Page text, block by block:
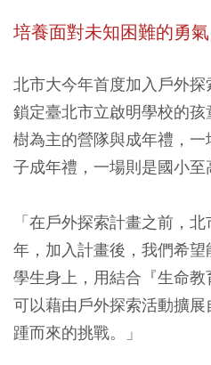
培養面對未知困難的勇氣
北市大今年首度加入戶外
鎖定臺北市立啟明學校的
樹為主的營隊與成年禮，
子成年禮，一場則是國小至
「在戶外探索計畫之前，
年，加入計畫後，我們希
學生身上，用結合『生命
可以藉由戶外探索活動擴
踵而來的挑戰。」